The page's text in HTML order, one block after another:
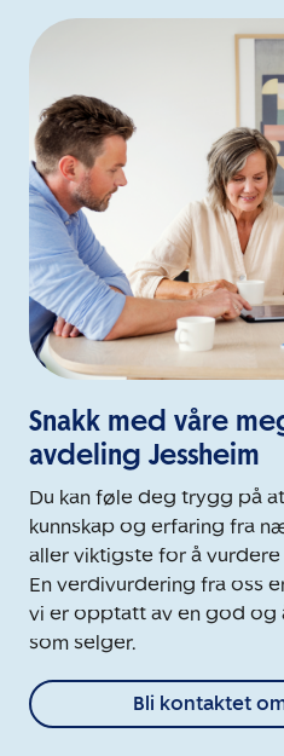
Snakk med våre
avdeling Jessheim
Du kan føle deg trygg på
kunnskap og erfaring fra
aller viktigste for å
En verdivurdering fra oss
vi er opptatt av en god og
som selger.
Bli kontaktet